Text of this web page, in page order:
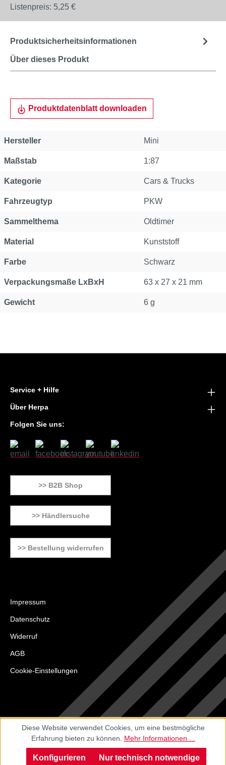
Listenpreis: 5,25 €
Über dieses Produkt
Produktsicherheitsinformationen
Produktdatenblatt downloaden
Hersteller Mini
Maßstab 1:87
Kategorie Cars & Trucks
Fahrzeugtyp PKW
Sammelthema Oldtimer
Material Kunststoff
Farbe Schwarz
Verpackungsmaße LxBxH 63 x 27 x 21 mm
Gewicht 6 g
Service + Hilfe
Über Herpa
Folgen Sie uns:
>> B2B Shop
>> Händlersuche
>> Bestellung widerrufen
Impressum
Datenschutz
Widerruf
AGB
Cookie-Einstellungen
Diese Website verwendet Cookies, um eine bestmögliche
Erfahrung bieten zu können. Mehr Informationen ...
Nur technisch notwendige
Konfigurieren